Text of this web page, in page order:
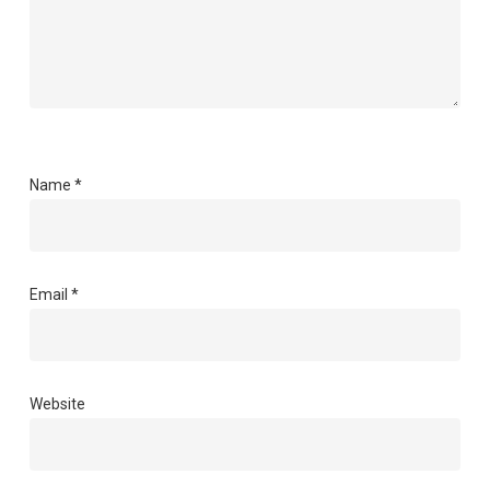
Name *
Email *
Website